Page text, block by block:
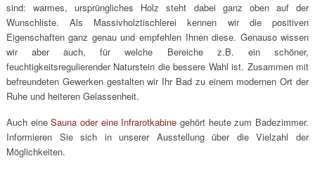
sind: warmes, ursprüngliches Holz steht dabei ganz oben auf der
Wunschliste. Als Massivholztischlerei kennen wir die positiven
Eigenschaften ganz genau und empfehlen Ihnen diese. Genauso wissen
wir aber auch, für welche Bereiche z.B. ein schöner,
feuchtigkeitsregulierender Naturstein die bessere Wahl ist. Zusammen mit
befreundeten Gewerken gestalten wir Ihr Bad zu einem modernen Ort der
Ruhe und heiteren Gelassenheit.
Auch eineSauna oder eine Infrarotkabine gehört heute zum Badezimmer.
Informieren Sie sich in unserer Ausstellung über die Vielzahl der
Möglichkeiten.